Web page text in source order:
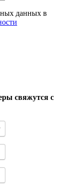
данных в
свяжутся с